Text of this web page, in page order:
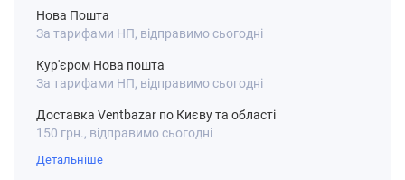
Нова Пошта
За тарифами НП, відправимо сьогодні
Кур'єром Нова пошта
За тарифами НП, відправимо сьогодні
Доставка Ventbazar по Києву та області
150 грн., відправимо сьогодні
Детальніше